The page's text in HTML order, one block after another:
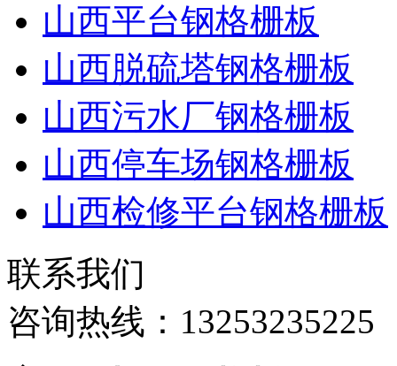
山西平台钢格栅板
山西脱硫塔钢格栅板
山西污水厂钢格栅板
山西停车场钢格栅板
山西检修平台钢格栅板
联系我们
咨询热线： 13253235225